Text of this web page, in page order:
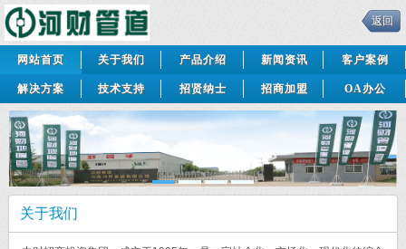
返回
网站首页 关于我们 产品介绍 新闻资讯 客户案例
解决方案 技术支持 招贤纳士 招商加盟 OA办公
关于我们